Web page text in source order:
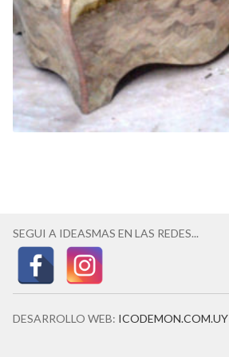
SEGUI A IDEASMAS EN LAS REDES...
DESARROLLO WEB: ICODEMON.COM.UY